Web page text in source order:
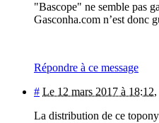
"Bascope" ne semble pas
Gasconha.com n’est donc
Répondre à ce message
# Le 12 mars 2017 à 18:12,
La distribution de ce